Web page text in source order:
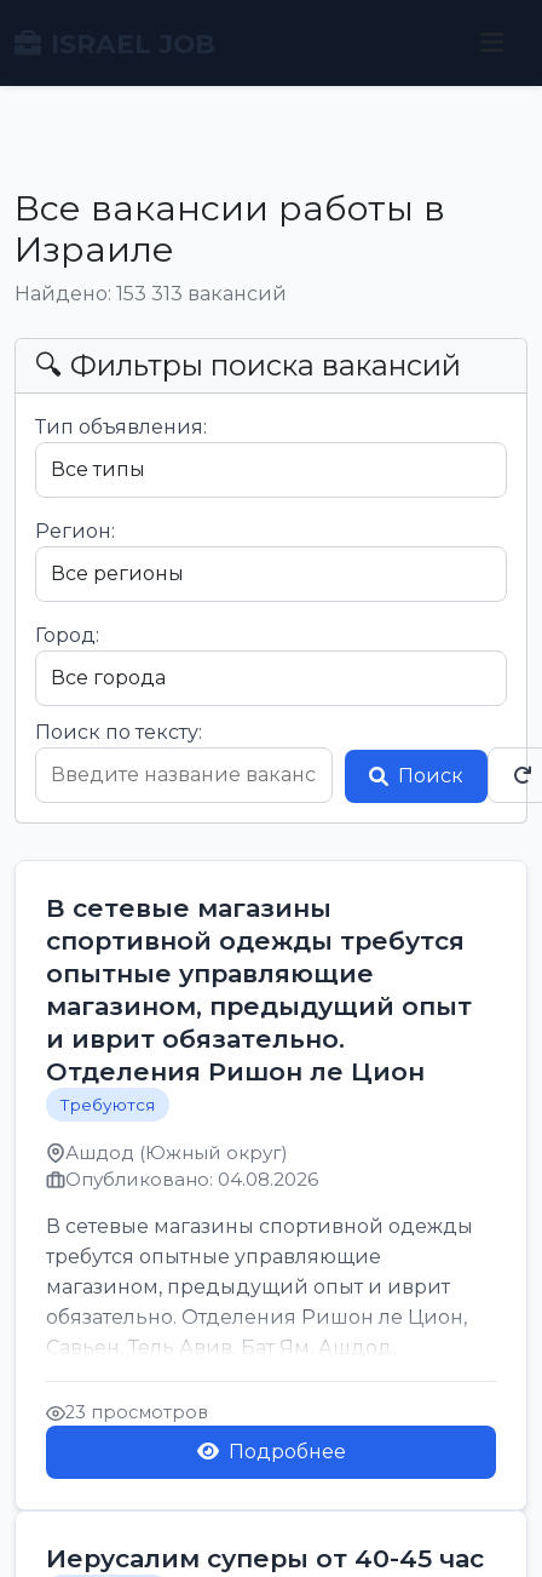
Все вакансии работы в
Израиле
Найдено: 153 313 вакансий
🔍 Фильтры поиска вакансий
Тип объявления:
Регион:
Город:
Поиск по тексту:
Поиск
В сетевые магазины
спортивной одежды требутся
опытные управляющие
магазином, предыдущий опыт
и иврит обязательно.
Отделения Ришон ле Цион
Требуются
Ашдод (Южный округ)
Опубликовано: 04.08.2026
В сетевые магазины спортивной одежды
требутся опытные управляющие
магазином, предыдущий опыт и иврит
обязательно. Отделения Ришон ле Цион,
Савьен, Тель Авив, Бат Ям, Ашдод,
Ашкелон, Кфар Саба, Маале А...
23 просмотров
Подробнее
Иерусалим суперы от 40-45 час